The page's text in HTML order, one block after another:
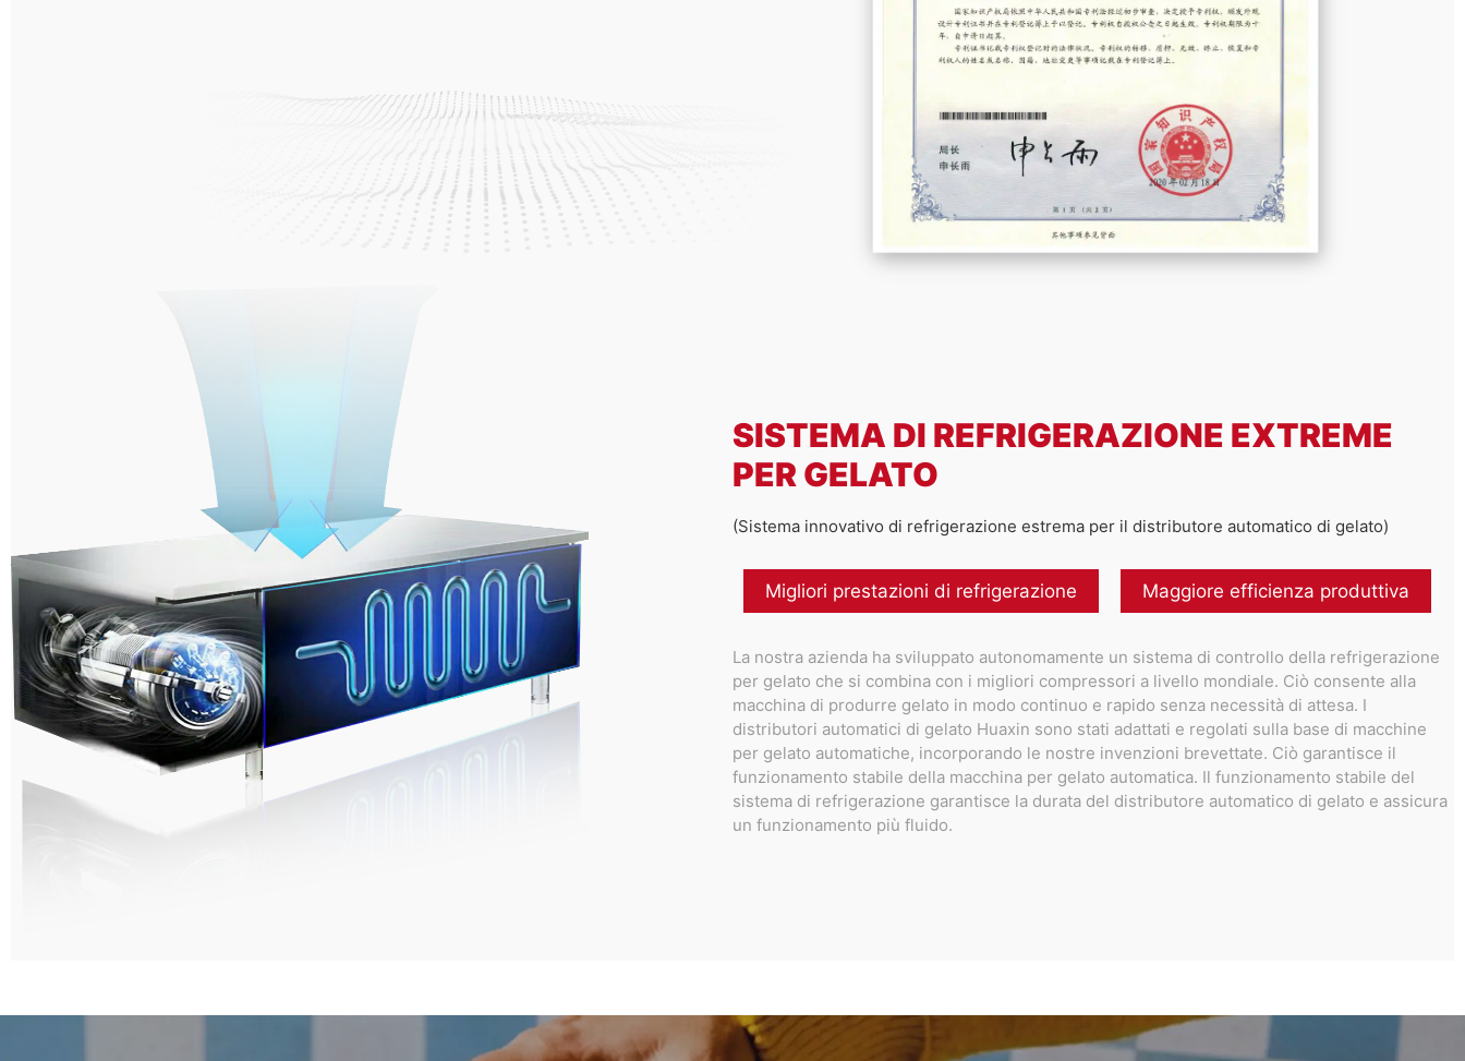
SISTEMA DI REFRIGERAZIONE EXTREME
PER GELATO
(Sistema innovativo di refrigerazione estrema per il distributore automatico di gelato)
Migliori prestazioni di refrigerazione Maggiore efficienza produttiva
La nostra azienda ha sviluppato autonomamente un sistema di controllo della refrigerazione
per gelato che si combina con i migliori compressori a livello mondiale. Ciò consente alla
macchina di produrre gelato in modo continuo e rapido senza necessità di attesa. I
distributori automatici di gelato Huaxin sono stati adattati e regolati sulla base di macchine
per gelato automatiche, incorporando le nostre invenzioni brevettate. Ciò garantisce il
funzionamento stabile della macchina per gelato automatica. Il funzionamento stabile del
sistema di refrigerazione garantisce la durata del distributore automatico di gelato e assicura
un funzionamento più fluido.